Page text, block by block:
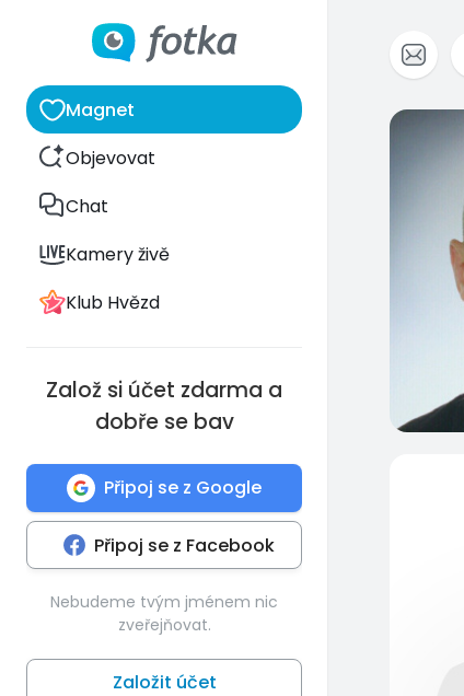
Magnet
Objevovat
Chat
Kamery živě
Klub Hvězd
Založ si účet zdarma a
dobře se bav
Připoj se z Google
Připoj se z Facebook
Nebudeme tvým jménem nic
zveřejňovat.
Založit účet